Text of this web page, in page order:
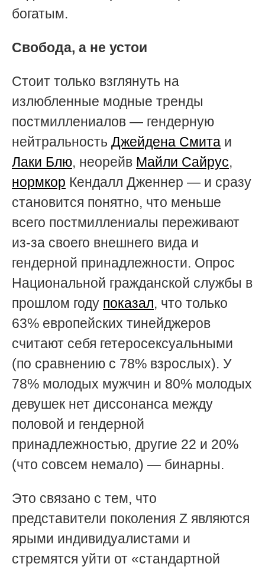
богатым.
Свобода, а не устои
Стоит только взглянуть на
излюбленные модные тренды
постмиллениалов — гендерную
нейтральность Джейдена Смита и
Лаки Блю, неорейв Майли Сайрус,
нормкор Кендалл Дженнер — и сразу
становится понятно, что меньше
всего постмиллениалы переживают
из-за своего внешнего вида и
гендерной принадлежности. Опрос
Национальной гражданской службы в
прошлом году показал, что только
63% европейских тинейджеров
считают себя гетеросексуальными
(по сравнению с 78% взрослых). У
78% молодых мужчин и 80% молодых
девушек нет диссонанса между
половой и гендерной
принадлежностью, другие 22 и 20%
(что совсем немало) — бинарны.
Это связано с тем, что
представители поколения Z являются
ярыми индивидуалистами и
стремятся уйти от «стандартной